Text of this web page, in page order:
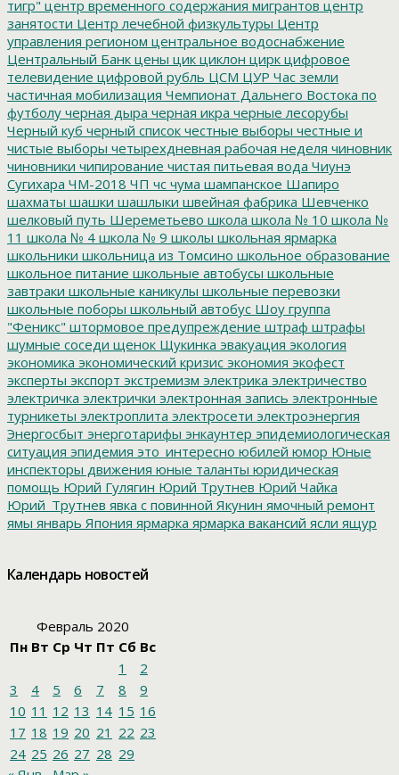
тигр" центр временного содержания мигрантов центр
занятости Центр лечебной физкультуры Центр
управления регионом центральное водоснабжение
Центральный Банк цены цик циклон цирк цифровое
телевидение цифровой рубль ЦСМ ЦУР Час земли
частичная мобилизация Чемпионат Дальнего Востока по
футболу черная дыра черная икра черные лесорубы
Черный куб черный список честные выборы честные и
чистые выборы четырехдневная рабочая неделя чиновник
чиновники чипирование чистая питьевая вода Чиунэ
Сугихара ЧМ-2018 ЧП чс чума шампанское Шапиро
шахматы шашки шашлыки швейная фабрика Шевченко
шелковый путь Шереметьево школа школа № 10 школа №
11 школа № 4 школа № 9 школы школьная ярмарка
школьники школьница из Томсино школьное образование
школьное питание школьные автобусы школьные
завтраки школьные каникулы школьные перевозки
школьные поборы школьный автобус Шоу группа
"Феникс" штормовое предупреждение штраф штрафы
шумные соседи щенок Щукинка эвакуация экология
экономика экономический кризис экономия экофест
эксперты экспорт экстремизм электрика электричество
электричка электрички электронная запись электронные
турникеты электроплита электросети электроэнергия
Энергосбыт энерготарифы энкаунтер эпидемиологическая
ситуация эпидемия это_интересно юбилей юмор Юные
инспекторы движения юные таланты юридическая
помощь Юрий Гулягин Юрий Трутнев Юрий Чайка
Юрий_Трутнев явка с повинной Якунин ямочный ремонт
ямы январь Япония ярмарка ярмарка вакансий ясли ящур
Календарь новостей
Февраль 2020
Пн Вт Ср Чт Пт Сб Вс
1
2
3
4 5 6 7 8
9
10 11 12 13 14 15 16
17 18 19 20 21 22 23
24 25 26 27 28 29